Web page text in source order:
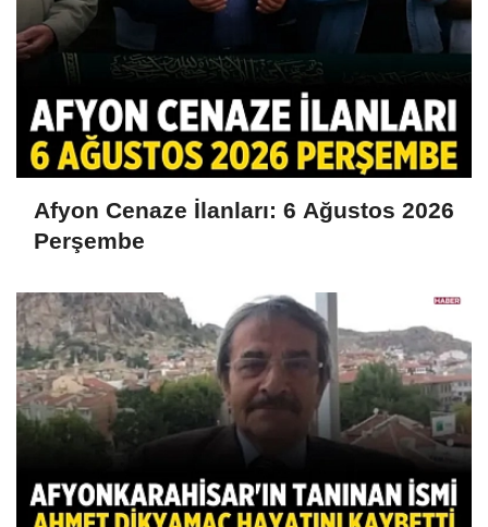
Afyon Cenaze İlanları: 6 Ağustos 2026
Perşembe